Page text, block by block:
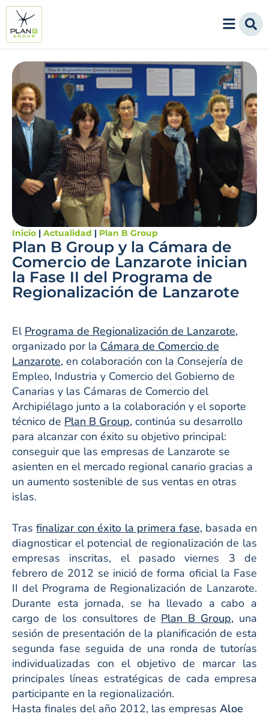
Inicio | Actualidad | Plan B Group
Plan B Group y la Cámara de
Comercio de Lanzarote inician
la Fase II del Programa de
Regionalización de Lanzarote
El Programa de Regionalización de Lanzarote,
organizado por la Cámara de Comercio de
Lanzarote, en colaboración con la Consejería de
Empleo, Industria y Comercio del Gobierno de
Canarias y las Cámaras de Comercio del
Archipiélago junto a la colaboración y el soporte
técnico de Plan B Group, continúa su desarrollo
para alcanzar con éxito su objetivo principal:
conseguir que las empresas de Lanzarote se
asienten en el mercado regional canario gracias a
un aumento sostenible de sus ventas en otras
islas.
Trasfinalizar con éxito la primera fase,basada en
diagnosticar el potencial de regionalización de las
empresas inscritas, el pasado viernes 3 de
febrero de 2012 se inició de forma oficial la Fase
II del Programa de Regionalización de Lanzarote.
Durante esta jornada, se ha llevado a cabo a
cargo de los consultores de Plan B Group, una
sesión de presentación de la planificación de esta
segunda fase seguida de una ronda de tutorías
individualizadas con el objetivo de marcar las
principales líneas estratégicas de cada empresa
participante en la regionalización.
Hasta finales del año 2012, las empresas Aloe